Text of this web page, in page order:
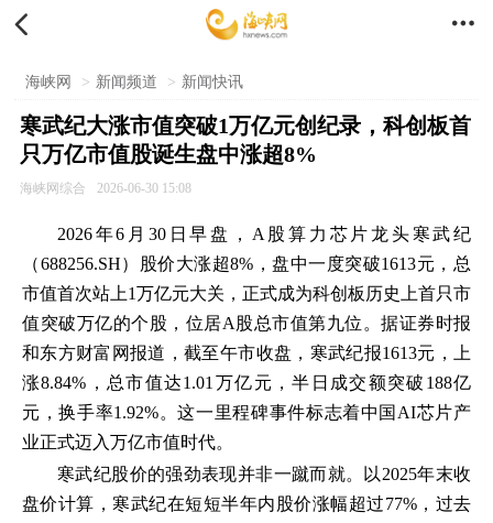
 
海峡网 > 新闻频道 > 新闻快讯
寒武纪大涨市值突破1万亿元创纪录，科创板首
只万亿市值股诞生盘中涨超8%
海峡网综合 2026-06-30 15:08
2026年6月30日早盘，A股算力芯片龙头寒武纪
（688256.SH）股价大涨超8%，盘中一度突破1613元，总
市值首次站上1万亿元大关，正式成为科创板历史上首只市
值突破万亿的个股，位居A股总市值第九位。据证券时报
和东方财富网报道，截至午市收盘，寒武纪报1613元，上
涨8.84%，总市值达1.01万亿元，半日成交额突破188亿
元，换手率1.92%。这一里程碑事件标志着中国AI芯片产
业正式迈入万亿市值时代。
寒武纪股价的强劲表现并非一蹴而就。以2025年末收
盘价计算，寒武纪在短短半年内股价涨幅超过77%，过去